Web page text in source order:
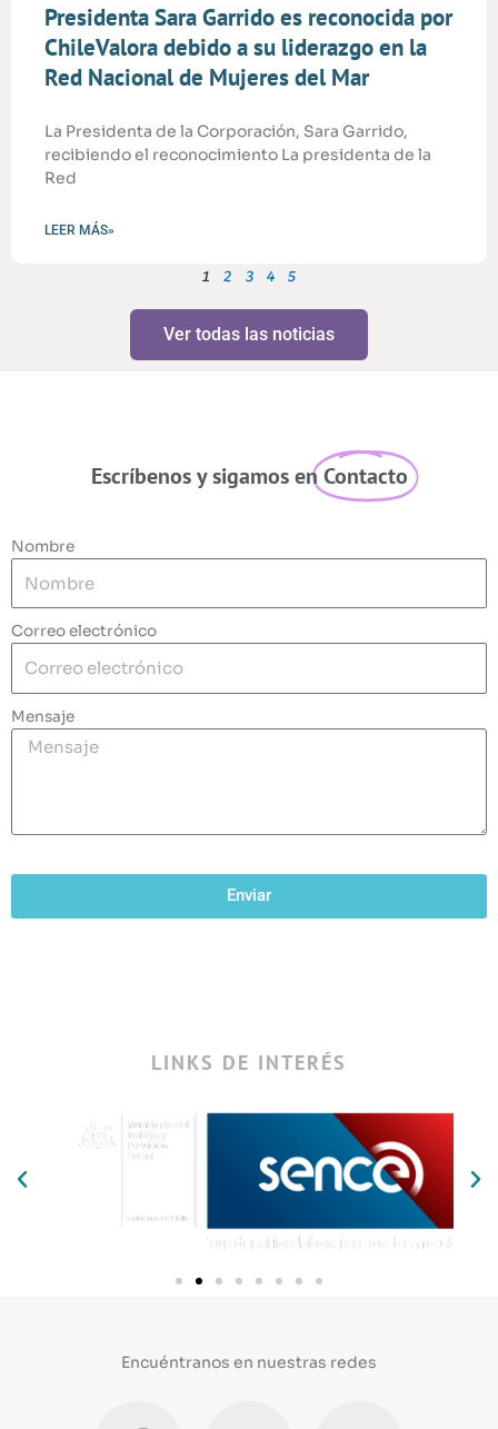
Presidenta Sara Garrido es reconocida por
ChileValora debido a su liderazgo en la
Red Nacional de Mujeres del Mar
La Presidenta de la Corporación, Sara Garrido,
recibiendo el reconocimiento La presidenta de la
Red
LEER MÁS»
1 2 3 4 5
Ver todas las noticias
Escríbenos y sigamos enContacto
Nombre
Correo electrónico
Mensaje
Enviar
LINKS DE INTERÉS
Encuéntranos en nuestras redes
F I